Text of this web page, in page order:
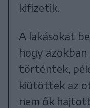
kifizetik.
A lakásokat
hogy
történtek,
kiütöttek az
nem ők